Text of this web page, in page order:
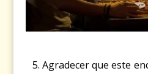
Agradecer que este